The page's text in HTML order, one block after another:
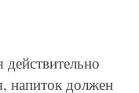
напиток должен